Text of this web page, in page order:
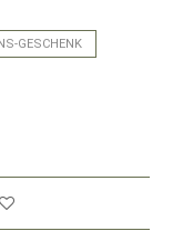
GESCHENK